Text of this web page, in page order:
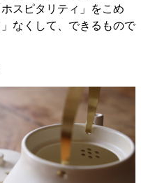
スピタリティ」をこめ
なくして、できるもので